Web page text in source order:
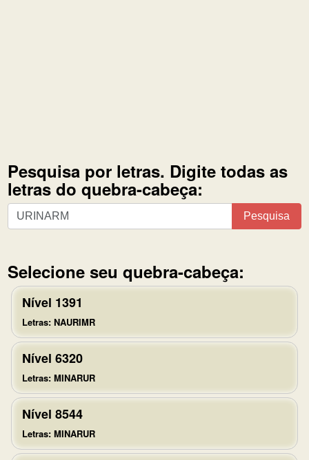
Pesquisa por letras. Digite todas as
letras do quebra-cabeça:
Pesquisa
por
todas
as
letras
do
quebra-
cabeça:
Pesquisa
Selecione seu quebra-cabeça:
Nível 1391
Letras: NAURIMR
Nível 6320
Letras: MINARUR
Nível 8544
Letras: MINARUR